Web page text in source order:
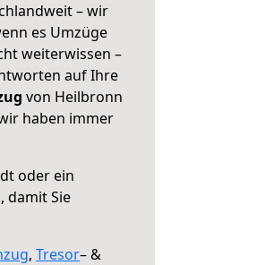
– wir
es Umzüge
weiterwissen –
auf Ihre
von Heilbronn
haben immer
oder ein
, damit Sie
, Tresor– &